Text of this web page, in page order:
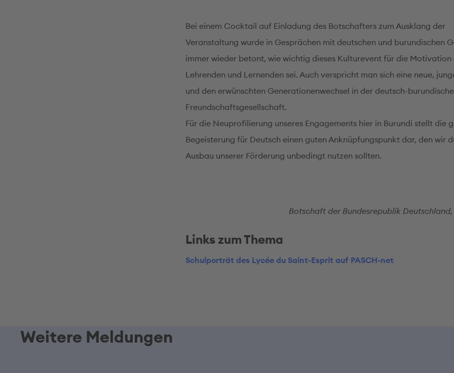
Bei einem Cocktail auf Einladung des Botschafters zum Ausklang der
Veranstaltung wurde in Gesprächen mit deutschen und burundischen
immer wieder betont, wie wichtig dieses Kulturevent für die Motivation
Lehrenden und Lernenden sei. Auch verspricht man sich eine neue,
und den erwünschten Generationenwechsel in der deutsch-
Freundschaftsgesellschaft.
Für die Neuprofilierung unseres Engagements hier in Burundi stellt die
Begeisterung für Deutsch einen guten Anknüpfungspunkt dar, den wir
Ausbau unserer Förderung unbedingt nutzen sollten.
Botschaft der Bundesrepublik
Links zum Thema
Schulporträt des Lycée du Saint-Esprit auf PASCH-net
Weitere Meldungen